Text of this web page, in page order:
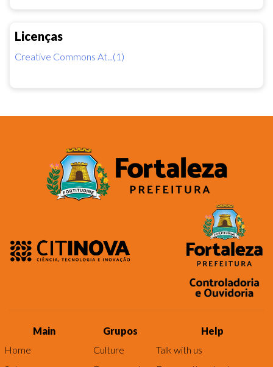
Licenças
Creative Commons At...(1)
Main
Home
Grupos
Culture
Help
Talk with us